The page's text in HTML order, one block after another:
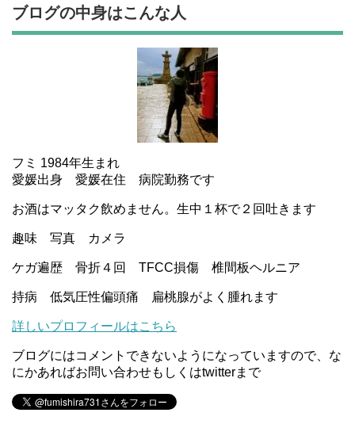
ブログの中身はこんな人
フミ 1984年生まれ
愛媛出身 愛媛在住 病院勤務です
お酒はマッタク飲めません。生中１杯で２回吐きます
趣味 写真 カメラ
ケガ遍歴 骨折４回 TFCC損傷 椎間板ヘルニア
持病 低気圧性偏頭痛 扁桃腺がよく腫れます
詳しいプロフィールはこちら
ブログにはコメントできないようになっていますので、な
にかあればお問い合わせもしくはtwitterまで